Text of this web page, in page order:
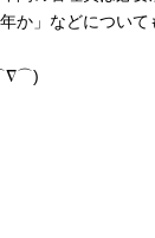
か」などについて